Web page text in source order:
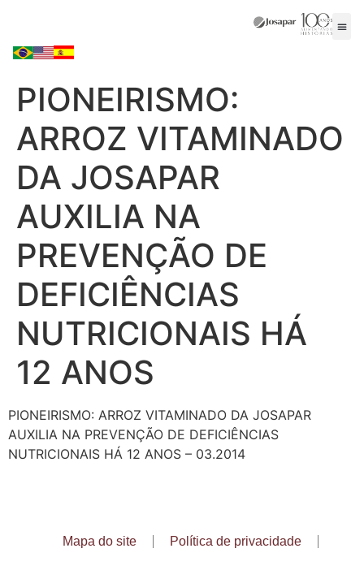
PIONEIRISMO:
ARROZ VITAMINADO
DA JOSAPAR
AUXILIA NA
PREVENÇÃO DE
DEFICIÊNCIAS
NUTRICIONAIS HÁ
12 ANOS
PIONEIRISMO: ARROZ VITAMINADO DA JOSAPAR
AUXILIA NA PREVENÇÃO DE DEFICIÊNCIAS
NUTRICIONAIS HÁ 12 ANOS – 03.2014
Mapa do site Política de privacidade